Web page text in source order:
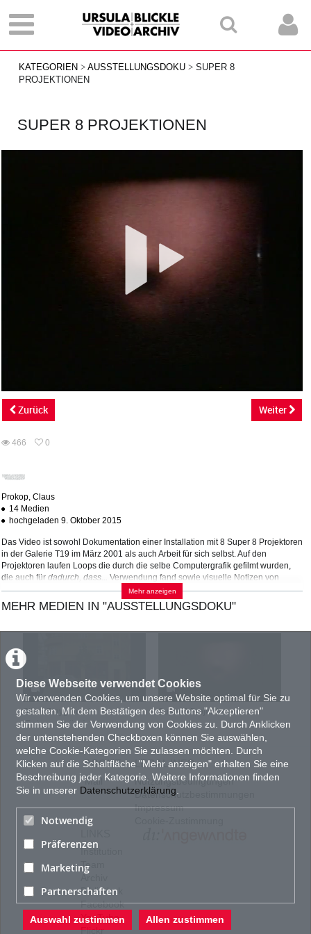
Diese Webseite verwendet Cookies
Wir verwenden Cookies, um unsere Website optimal für Sie zu
gestalten. Mit dem Bestätigen des Buttons "Akzeptieren"
stimmen Sie der Verwendung von Cookies zu. Durch Anklicken
der untenstehenden Checkboxen können Sie auswählen,
welche Cookie-Kategorien Sie zulassen möchten. Durch
Klicken auf die Schaltfläche "Mehr anzeigen" erhalten Sie eine
Beschreibung jeder Kategorie. Weitere Informationen finden
Sie in unserer Datenschutzerklärung
Notwendig
Präferenzen
Marketing
Partnerschaften
Auswahl zustimmen Allen zustimmen
KATEGORIEN AUSSTELLUNGSDOKU
SUPER 8
PROJEKTIONEN
SUPER 8 PROJEKTIONEN
Zurück Weiter
466
0
Prokop, Claus
14 Medien
hochgeladen 9. Oktober 2015
Das Video ist sowohl Dokumentation einer Installation mit 8 Super 8 Projektoren
in der Galerie T19 im März 2001 als auch Arbeit für sich selbst. Auf den
Projektoren laufen Loops die durch die selbe Computergrafik gefilmt wurden,
die auch für dadurch, dass...
Verwendung fand sowie visuelle Notizen von
Alltagsszenen und aus dem Atelier. Bei dem Sound handelt es sich um die
Originalgeräusche der Projektoren.
PRODUKTIONSLAND
AT : Österreich
PRODUKTIONSJAHR
2001
TON
mit Ton
FORMAT
Mehr anzeigen
MEHR MEDIEN IN "AUSSTELLUNGSDOKU"
Silent Playground
(Dokumentation)
Super 8 Projektionen
ABOUT
Mail
LEGAL INFO
Nutzungsbedingungen
Datenschutzbestimmungen
Impressum
Institution
Team
Bibliothek
Facebook
YouTube
Flickr